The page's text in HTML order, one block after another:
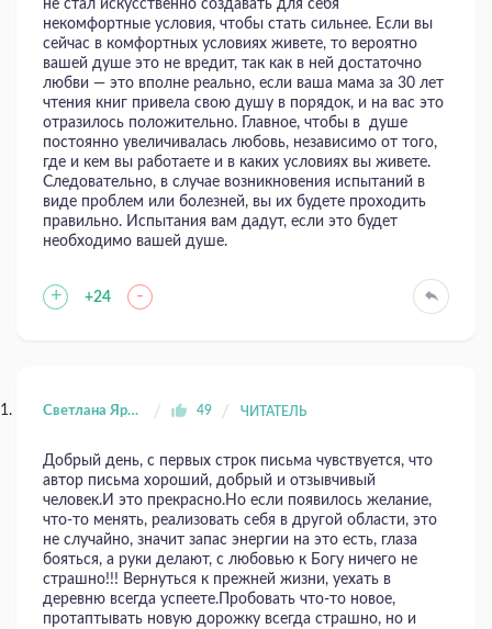
не стал искусственно создавать для себя
некомфортные условия, чтобы стать сильнее. Если вы
сейчас в комфортных условиях живете, то вероятно
вашей душе это не вредит, так как в ней достаточно
любви — это вполне реально, если ваша мама за 30 лет
чтения книг привела свою душу в порядок, и на вас это
отразилось положительно. Главное, чтобы в душе
постоянно увеличивалась любовь, независимо от того,
где и кем вы работаете и в каких условиях вы живете.
Следовательно, в случае возникновения испытаний в
виде проблем или болезней, вы их будете проходить
правильно. Испытания вам дадут, если это будет
необходимо вашей душе.
+ +24 -
Светлана Яровая 49 ЧИТАТЕЛЬ
Добрый день, с первых строк письма чувствуется, что
автор письма хороший, добрый и отзывчивый
человек.И это прекрасно.Но если появилось желание,
что-то менять, реализовать себя в другой области, это
не случайно, значит запас энергии на это есть, глаза
бояться, а руки делают, с любовью к Богу ничего не
страшно!!! Вернуться к прежней жизни, уехать в
деревню всегда успеете.Пробовать что-то новое,
протаптывать новую дорожку всегда страшно, но и